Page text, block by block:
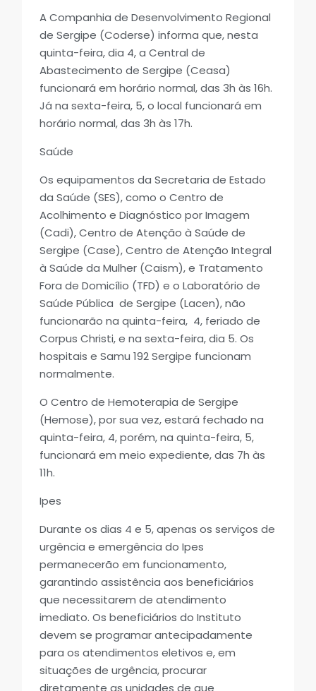
A Companhia de Desenvolvimento Regional
de Sergipe (Coderse) informa que, nesta
quinta-feira, dia 4, a Central de
Abastecimento de Sergipe (Ceasa)
funcionará em horário normal, das 3h às 16h.
Já na sexta-feira, 5, o local funcionará em
horário normal, das 3h às 17h.
Saúde
Os equipamentos da Secretaria de Estado
da Saúde (SES), como o Centro de
Acolhimento e Diagnóstico por Imagem
(Cadi), Centro de Atenção à Saúde de
Sergipe (Case), Centro de Atenção Integral
à Saúde da Mulher (Caism), e Tratamento
Fora de Domicílio (TFD) e o Laboratório de
Saúde Pública de Sergipe (Lacen), não
funcionarão na quinta-feira, 4, feriado de
Corpus Christi, e na sexta-feira, dia 5. Os
hospitais e Samu 192 Sergipe funcionam
normalmente.
O Centro de Hemoterapia de Sergipe
(Hemose), por sua vez, estará fechado na
quinta-feira, 4, porém, na quinta-feira, 5,
funcionará em meio expediente, das 7h às
11h.
Ipes
Durante os dias 4 e 5, apenas os serviços de
urgência e emergência do Ipes
permanecerão em funcionamento,
garantindo assistência aos beneficiários
que necessitarem de atendimento
imediato. Os beneficiários do Instituto
devem se programar antecipadamente
para os atendimentos eletivos e, em
situações de urgência, procurar
diretamente as unidades de que